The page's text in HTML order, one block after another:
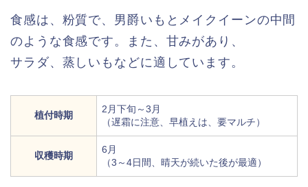
食感は、粉質で、男爵いもとメイクイーンの中間
のような食感です。また、甘みがあり、
サラダ、蒸しいもなどに適しています。
植付時期
2月下旬～3月
（遅霜に注意、早植えは、要マルチ）
収穫時期
6月
（3～4日間、晴天が続いた後が最適）